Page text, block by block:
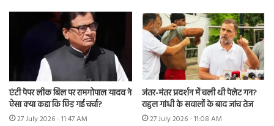
एंटी पेपर लीक बिल पर रामगोपाल यादव ने
ऐसा क्या कहा कि छिड़ गई चर्चा?
27 July 2026 - 11:47 AM
जंतर-मंतर प्रदर्शन में चली थी पेलेट गन?
राहुल गांधी के सवालों के बाद जांच तेज
27 July 2026 - 11:08 AM